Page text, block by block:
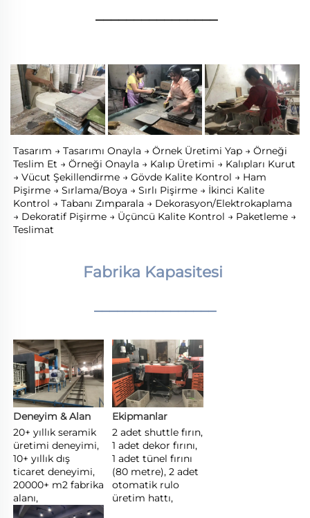
________________
Tasarım → Tasarımı Onayla → Örnek Üretimi Yap → Örneği
Teslim Et → Örneği Onayla → Kalıp Üretimi → Kalıpları Kurut
→ Vücut Şekillendirme → Gövde Kalite Kontrol → Ham
Pişirme → Sırlama/Boya → Sırlı Pişirme → İkinci Kalite
Kontrol → Tabanı Zımparala → Dekorasyon/Elektrokaplama
→ Dekoratif Pişirme → Üçüncü Kalite Kontrol → Paketleme →
Teslimat
Fabrika Kapasitesi
________________
Deneyim & Alan
20+ yıllık seramik
üretimi deneyimi,
10+ yıllık dış
ticaret deneyimi,
20000+ m2 fabrika
alanı,
Ekipmanlar
2 adet shuttle fırın,
1 adet dekor fırını,
1 adet tünel fırını
(80 metre), 2 adet
otomatik rulo
üretim hattı,